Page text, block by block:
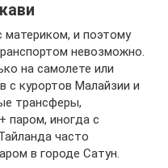
материком, и поэтому
невозможно.
на самолете или
с курортов Малайзии и
трансферы,
паром, иногда с
часто
в городе Сатун.